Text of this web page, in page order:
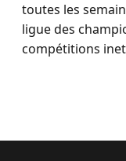
toutes les
ligue des
compétitions